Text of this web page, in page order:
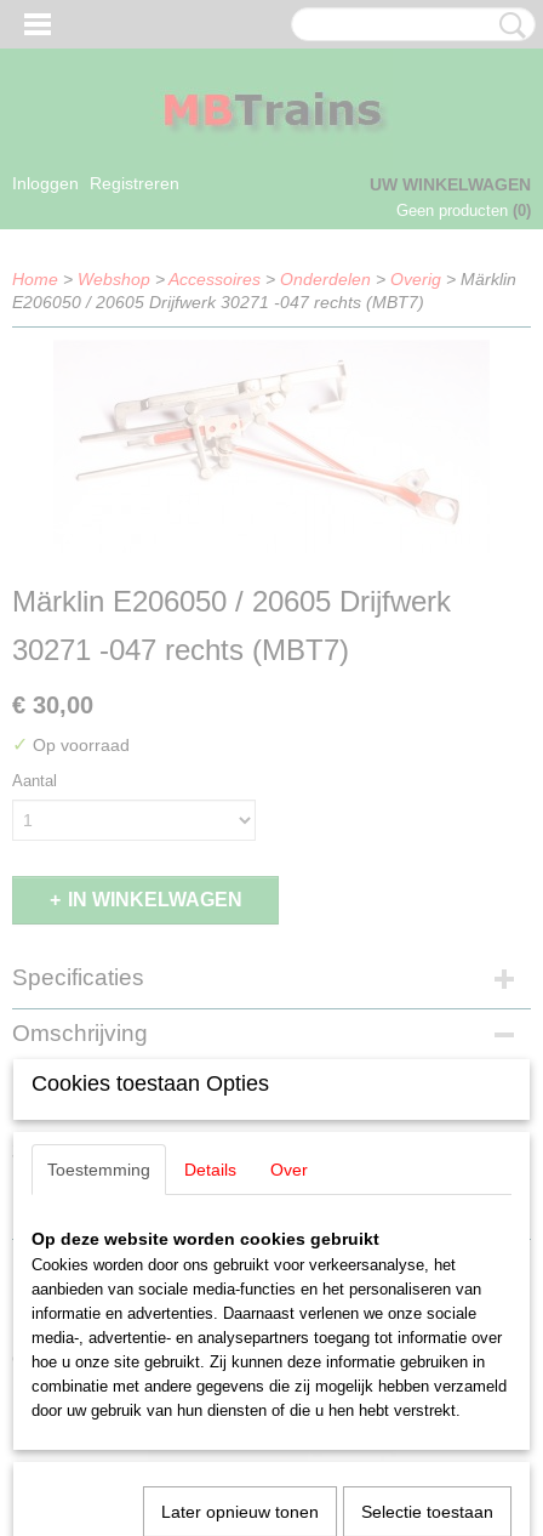
Inloggen Registreren UW WINKELWAGEN
Geen producten (0)
Home > Webshop >Accessoires > Onderdelen > Overig > Märklin
E206050 / 20605 Drijfwerk 30271 -047 rechts (MBT7)
Märklin E206050 / 20605 Drijfwerk
30271 -047 rechts (MBT7)
€ 30,00
✓ Op voorraad
Aantal
IN WINKELWAGEN
Specificaties
Productcode leverancier
E206050
Schaal
Staat
Omschrijving
Märklin E206050 / 20605 Drijfwerk
30271 -047 rechts
Ook interessant
Cookies toestaan Opties
Toestemming Details Over
Op deze website worden cookies gebruikt
Cookies worden door ons gebruikt voor verkeersanalyse, het
aanbieden van sociale media-functies en het personaliseren van
informatie en advertenties. Daarnaast verlenen we onze sociale
media-, advertentie- en analysepartners toegang tot informatie over
hoe u onze site gebruikt. Zij kunnen deze informatie gebruiken in
combinatie met andere gegevens die zij mogelijk hebben verzameld
door uw gebruik van hun diensten of die u hen hebt verstrekt.
Later opnieuw tonen Selectie toestaan